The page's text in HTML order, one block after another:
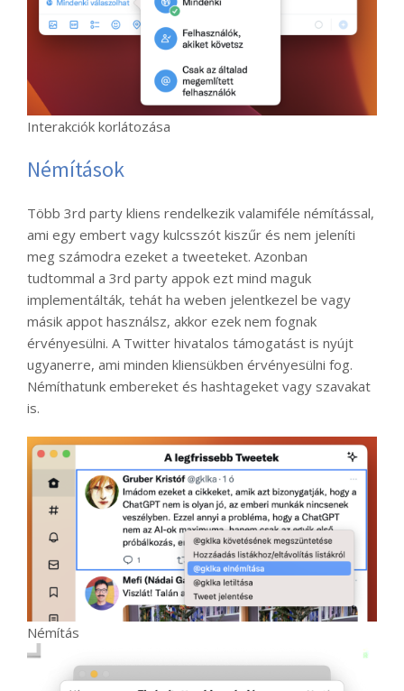
Interakciók korlátozása
Némítások
Több 3rd party kliens rendelkezik valamiféle némítással,
ami egy embert vagy kulcsszót kiszűr és nem jeleníti
meg számodra ezeket a tweeteket. Azonban
tudtommal a 3rd party appok ezt mind maguk
implementálták, tehát ha weben jelentkezel be vagy
másik appot használsz, akkor ezek nem fognak
érvényesülni. A Twitter hivatalos támogatást is nyújt
ugyanerre, ami minden kliensükben érvényesülni fog.
Némíthatunk embereket és hashtageket vagy szavakat
is.
Némítás